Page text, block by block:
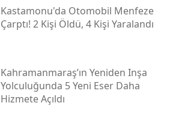
Kastamonu'da Otomobil Menfeze
Çarptı! 2 Kişi Öldü, 4 Kişi Yaralandı
Kahramanmaraş’ın Yeniden Inşa
Yolculuğunda 5 Yeni Eser Daha
Hizmete Açıldı